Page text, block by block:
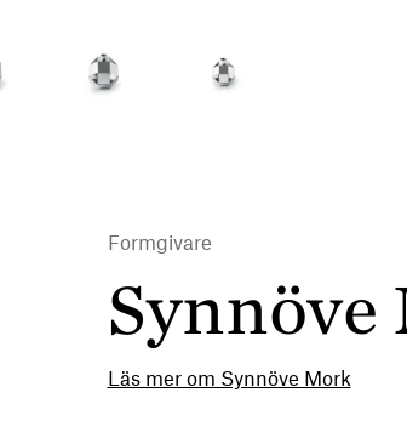
Formgivare
Synnöve
Läs mer om Synnöve Mork